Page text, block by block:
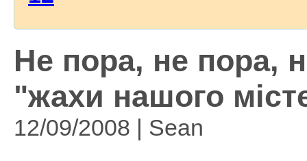
Не пора, не пора,
"жахи нашого
12/09/2008 | Sean